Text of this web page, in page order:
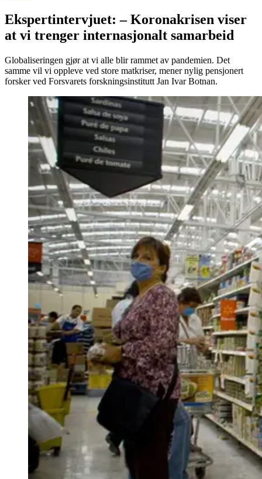
Ekspertintervjuet: – Koronakrisen viser
at vi trenger internasjonalt samarbeid
Globaliseringen gjør at vi alle blir rammet av pandemien. Det
samme vil vi oppleve ved store matkriser, mener nylig pensjonert
forsker ved Forsvarets forskningsinstitutt Jan Ivar Botnan.